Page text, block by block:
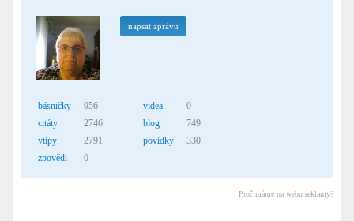
napsat zprávu
básničky
956
citáty
2746
vtipy
2791
zpovědi
0
videa
0
blog
749
povídky
330
Proč máme na webu reklamy?